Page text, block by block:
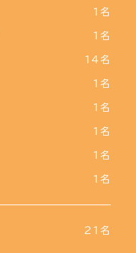
1名
1名
14名
1名
1名
1名
1名
1名
21名